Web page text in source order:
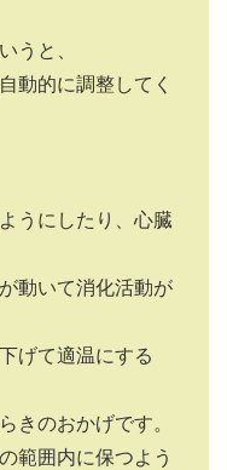
うと、
動的に調整してく
うにしたり、心臓
動いて消化活動が
げて適温にする
きのおかげです。
範囲内に保つよう